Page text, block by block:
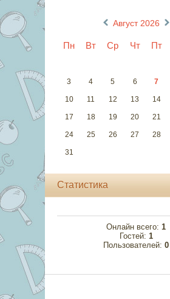
« Август 2026 »
Пн Вт Ср Чт Пт
3 4 5 6 7
10 11 12 13 14
17 18 19 20 21
24 25 26 27 28
31
Статистика
Онлайн всего: 1
Гостей: 1
Пользователей: 0